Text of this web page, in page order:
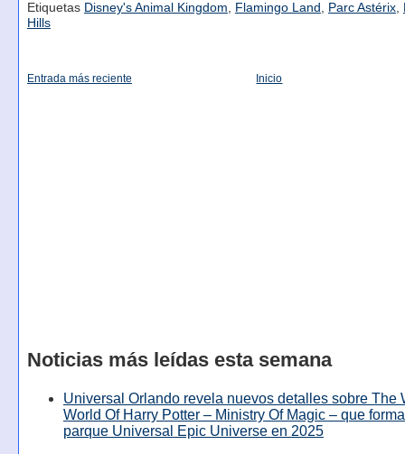
Etiquetas Disney's Animal Kingdom, Flamingo Land , Parc Astérix,
Hills
Entrada más reciente Inicio
Noticias más leídas esta semana
Universal Orlando revela nuevos detalles sobre The
World Of Harry Potter – Ministry Of Magic – que
parque Universal Epic Universe en 2025